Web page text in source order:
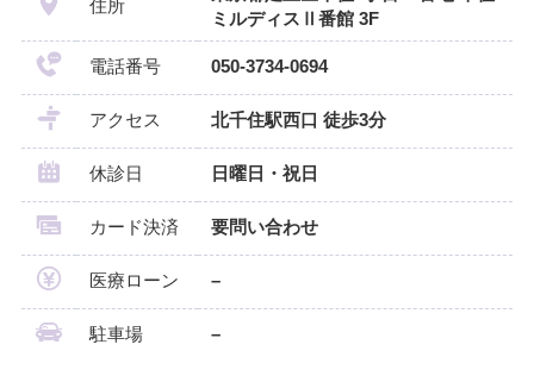
住所
ミルディスⅡ番館 3F
電話番号 050-3734-0694
アクセス 北千住駅西口 徒歩3分
休診日 日曜日・祝日
カード決済 要問い合わせ
医療ローン –
駐車場 –